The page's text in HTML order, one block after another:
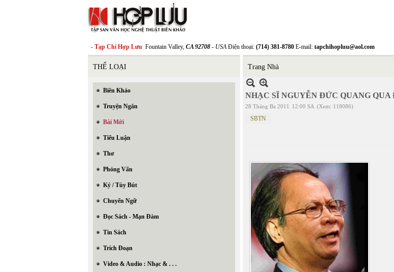
- Tạp Chí Hợp Lưu Fountain Valley, CA 92708 - USAĐiện thoại: (714) 381-8780 E-mail: tapchihopluu@aol.com
THỂ LOẠI
Biên Khảo
Truyện Ngắn
Bài Mới
Tiểu Luận
Thơ
Phỏng Vấn
Ký / Tùy Bút
Chuyển Ngữ
Đọc Sách - Mạn Đàm
Tin Sách
Trích Đoạn
Video & Audio : Nhạc & . . .
Trang Nhà
NHẠC SĨ NGUYỄN ĐỨC QUANG QUA
28 Tháng Ba 2011 12:00 SA (Xem: 118086)
SBTN